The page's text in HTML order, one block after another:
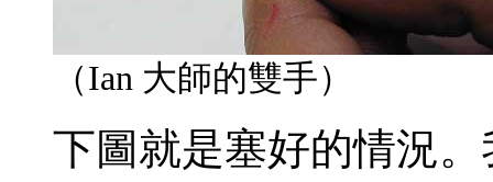
（Ian 大師的雙手）
下圖就是塞好的情況